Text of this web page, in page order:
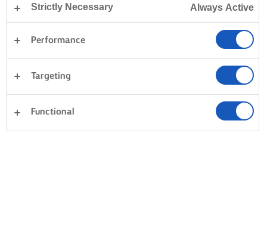
Strictly Necessary Always Active
Performance
Targeting
Functional